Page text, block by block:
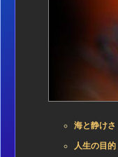
海と静けさ
人生の目的